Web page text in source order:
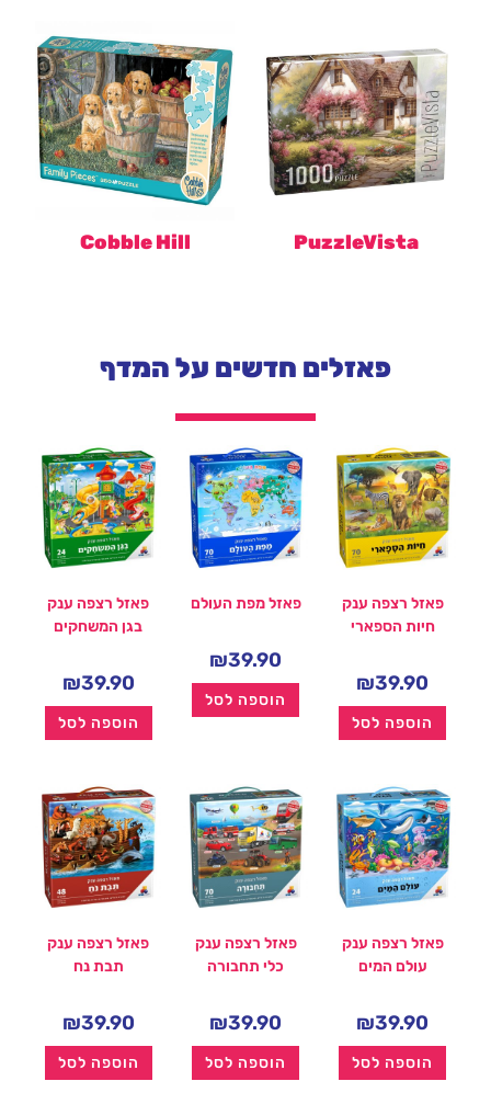
PuzzleVista
Cobble Hill
פאזלים חדשים על המדף
פאזל רצפה ענק
חיות הספארי
₪39.90
הוספה לסל
פאזל מפת העולם
₪39.90
הוספה לסל
פאזל רצפה ענק
בגן המשחקים
₪39.90
הוספה לסל
פאזל רצפה ענק
עולם המים
₪39.90
הוספה לסל
פאזל רצפה ענק
כלי תחבורה
₪39.90
הוספה לסל
פאזל רצפה ענק
תבת נח
₪39.90
הוספה לסל